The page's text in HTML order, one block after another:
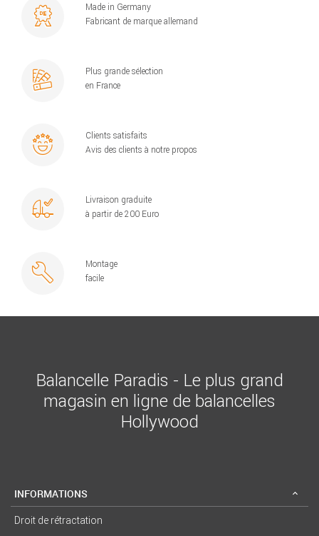
Made in Germany
Fabricant de marque allemand
Plus grande sélection
en France
Clients satisfaits
Avis des clients à notre propos
Livraison graduite
à partir de 200 Euro
Montage
facile
Balancelle Paradis - Le plus grand
magasin en ligne de balancelles
Hollywood
INFORMATIONS
Droit de rétractation